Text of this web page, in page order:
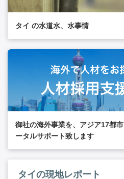
タイ の水道水、水事情
御社の海外事業を、アジア17都
ータルサポート致します
タイの現地レポート